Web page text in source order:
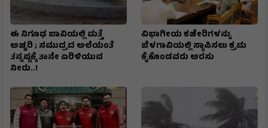
ಈ ನಿಗೂಢ ಬಾವಿಯಲ್ಲಿ ಮತ್ತೆ
ಅಚ್ಚರಿ ; ಸಮುದ್ರದ ಅಲೆಯಂತೆ
ತನ್ನಷ್ಟಕ್ಕೆ ತಾನೇ ಏರಿಳಿಯುವ
ನೀರು..!
ವಿಭಾಗೀಯ ಕಚೇರಿಗಳನ್ನು
ಬೆಳಗಾವಿಯಲ್ಲಿ ಸ್ಥಾಪಿಸಲು ಕ್ರಮ
ಕೈಕೊಂಡವರು ಅರಸು